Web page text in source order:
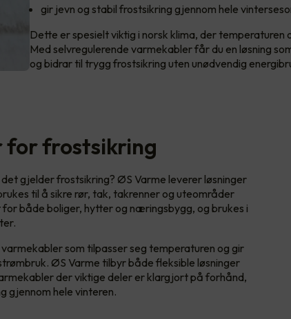
gir jevn og stabil frostsikring gjennom hele
Dette er spesielt viktig i norsk klima, der temperaturen
Med selvregulerende varmekabler får du en løsning
og bidrar til trygg frostsikring uten unødvendig
for frostsikring
gjelder frostsikring? ØS Varme leverer løsninger
til å sikre rør, tak, takrenner og uteområder
både boliger, hytter og næringsbygg, og brukes i
som tilpasser seg temperaturen og gir
ØS Varme tilbyr både fleksible løsninger
der viktige deler er klargjort på forhånd,
gjennom hele vinteren.